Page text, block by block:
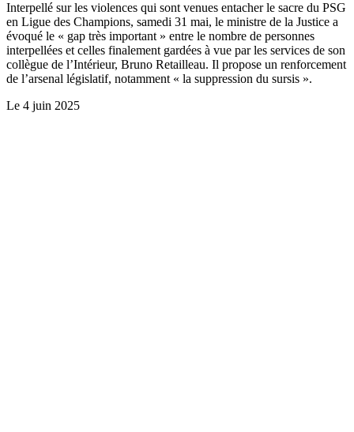
Interpellé sur les violences qui sont venues entacher le sacre du PSG
en Ligue des Champions, samedi 31 mai, le ministre de la Justice a
évoqué le « gap très important » entre le nombre de personnes
interpellées et celles finalement gardées à vue par les services de son
collègue de l’Intérieur, Bruno Retailleau. Il propose un renforcement
de l’arsenal législatif, notamment « la suppression du sursis ».
Le 4 juin 2025